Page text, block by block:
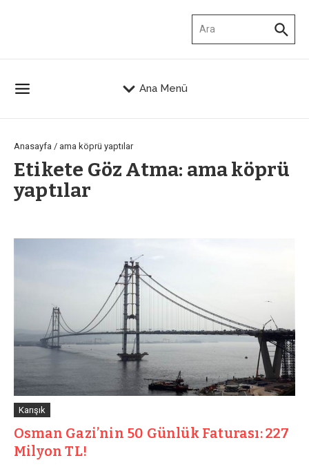
Ana Menü
Anasayfa / ama köprü yaptılar
Etikete Göz Atma: ama köprü
yaptılar
Karışık
Osman Gazi’nin 50 Günlük Faturası: 227
Milyon TL!